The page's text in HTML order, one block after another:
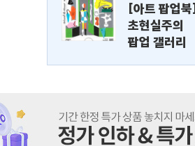
[아트 팝업북]
초현실주의
팝업 갤러리